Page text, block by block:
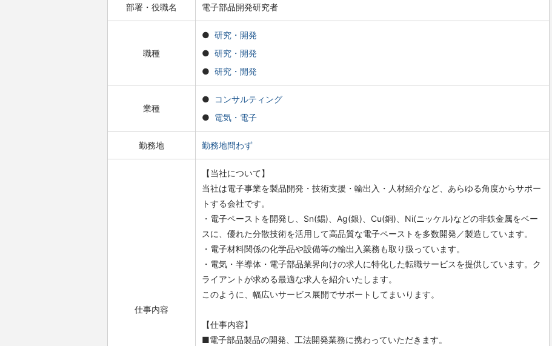
部署・役職名 電子部品開発研究者
職種
研究・開発
研究・開発
研究・開発
業種
コンサルティング
電気・電子
勤務地 勤務地問わず
仕事内容
【当社について】
当社は電子事業を製品開発・技術支援・輸出入・人材紹介など、あらゆる角度からサポー
トする会社です。
・電子ペーストを開発し、Sn(錫)、Ag(銀)、Cu(銅)、Ni(ニッケル)などの非鉄金属をベー
スに、優れた分散技術を活用して高品質な電子ペーストを多数開発／製造しています。
・電子材料関係の化学品や設備等の輸出入業務も取り扱っています。
・電気・半導体・電子部品業界向けの求人に特化した転職サービスを提供しています。ク
ライアントが求める最適な求人を紹介いたします。
このように、幅広いサービス展開でサポートしてまいります。
【仕事内容】
■電子部品製品の開発、工法開発業務に携わっていただきます。